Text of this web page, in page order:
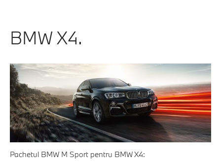
BMW X4.
Pachetul BMW M Sport pentru BMW X4: